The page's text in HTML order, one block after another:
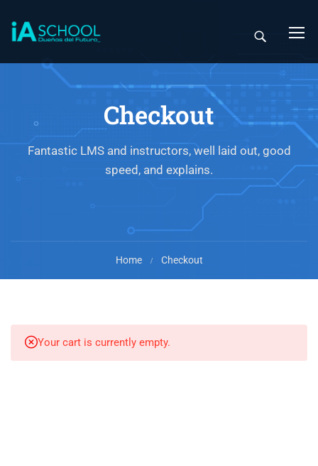
Checkout
Fantastic LMS and instructors, well laid out, good
speed, and explains.
Home Checkout
Your cart is currently empty.